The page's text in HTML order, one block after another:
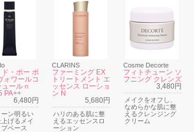
ド・ポー ボ
ォワールコ
ュールｎ
PA++
6,480円
ーン明るい
げるメイ
ベース
CLARINS
ファーミング EX
トリートメント エ
ッセンス ローショ
ン N
5,680円
ハリのある肌に整
えるエッセンスロ
ーション
Cosme Decorte
フィトチューン ソ
フニング クレンズ
3,480円
メイクをオフし、
なめらかな肌に整
えるクレンジング
クリーム